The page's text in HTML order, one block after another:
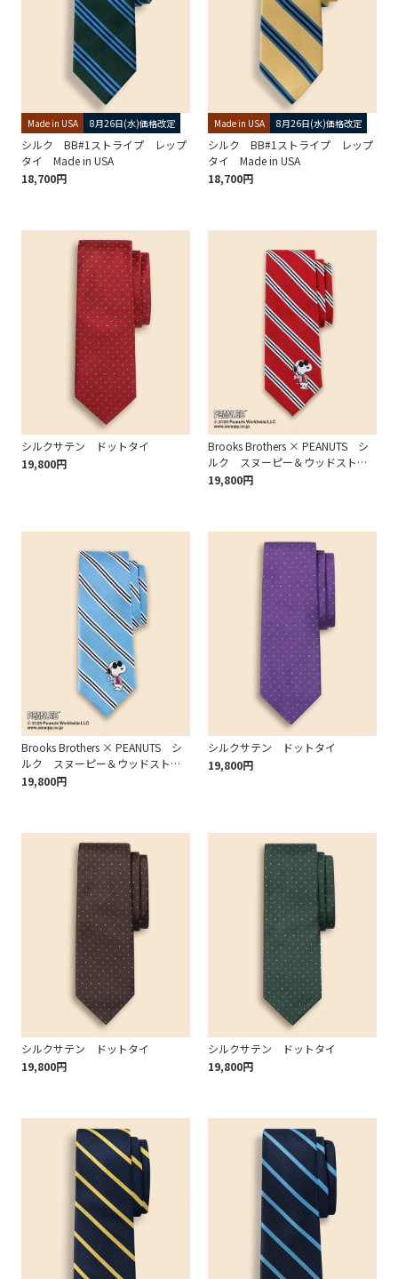
Made in USA 8月26日(水)価格改定
シルク BB#1ストライプ レップ
タイ Made in USA
18,700円
Made in USA 8月26日(水)価格改定
シルク BB#1ストライプ レップ
タイ Made in USA
18,700円
シルクサテン ドットタイ
19,800円
Brooks Brothers × PEANUTS シ
ルク スヌーピー＆ウッドストッ
ク ミニ＃BB1ストライプ レッ
19,800円
Brooks Brothers × PEANUTS シ
ルク スヌーピー＆ウッドストッ
ク ミニ＃BB1ストライプ レッ
19,800円
シルクサテン ドットタイ
19,800円
シルクサテン ドットタイ
19,800円
シルクサテン ドットタイ
19,800円